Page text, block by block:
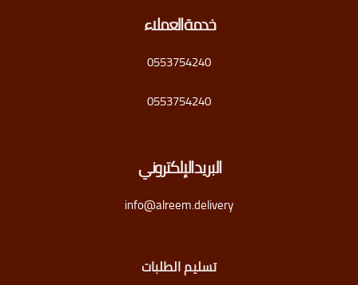
خدمة العملاء
0553754240
0553754240
البريد الإلكتروني
info@alreem.delivery
تسليم الطلبات